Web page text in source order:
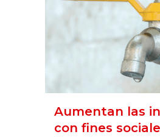
Aumentan las
con fines